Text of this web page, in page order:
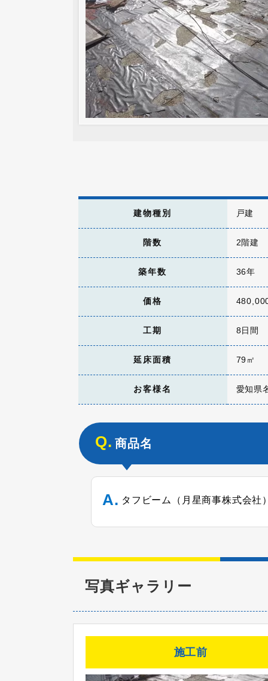
建物種別 戸建
階数 2階建
築年数 36年
価格
工期 8日間
延床面積 79㎡
お客様名 愛知県
商品名
タフビーム（月星商事株式会社
写真ギャラリー
施工前